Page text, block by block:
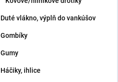
Duté vlákno, výplň do vankúšov
Gombíky
Gumy
Háčiky, ihlice